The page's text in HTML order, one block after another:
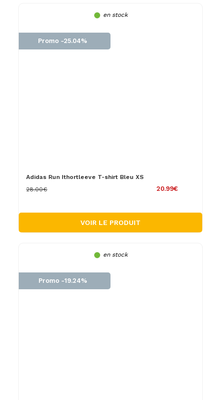
en stock
Promo -25.04%
Adidas Run Ithortleeve T-shirt Bleu XS
20.99€
28.00€
VOIR LE PRODUIT
en stock
Promo -19.24%